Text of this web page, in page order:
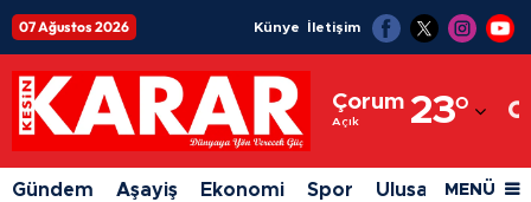
07 Ağustos 2026 Künye İletişim
Çorum
Açık 23°
Adıyaman
Afyonkarahisar
Gündem Aşayiş Ekonomi Spor Ulusal Siyaset
MENÜ